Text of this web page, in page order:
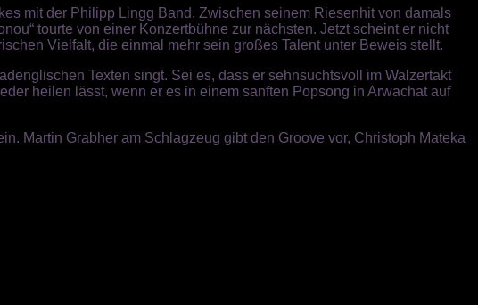
mit der Philipp Lingg Band. Zwischen seinem Riesenhit von damals
tourte von einer Konzertbühne zur nächsten. Jetzt scheint er nicht
Vielfalt, die einmal mehr sein großes Talent unter Beweis stellt.
Texten singt. Sei es, dass er sehnsuchtsvoll im Walzertakt
heilen lässt, wenn er es in einem sanften Popsong in Arwachat auf
Martin Grabher am Schlagzeug gibt den Groove vor, Christoph Mateka